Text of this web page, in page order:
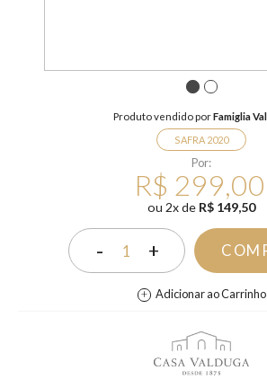
1 2
Produto vendido porFamiglia
SAFRA 2020
Por:
R$ 299,00
ou 2xde R$ 149,50
- 1 +
Adicionar ao Carrinho